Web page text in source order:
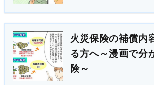
火災保険の補償内
る方へ～漫画で分
険～